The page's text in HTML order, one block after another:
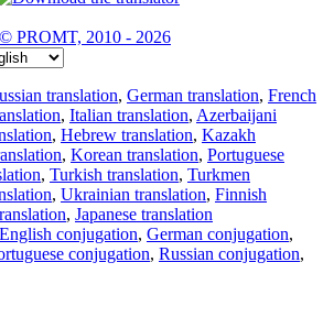
© PROMT, 2010 - 2026
translation, German translation, French
, Italian translation, Azerbaijani
, Hebrew translation, Kazakh
, Korean translation, Portuguese
, Turkish translation, Turkmen
, Ukrainian translation, Finnish
, Japanese translation
English conjugation, German conjugation,
conjugation, Russian conjugation,